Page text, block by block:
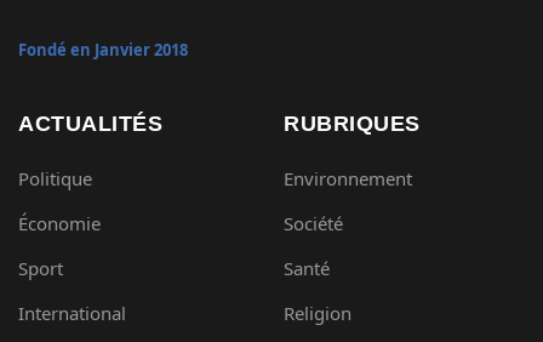
Fondé en Janvier 2018
ACTUALITÉS
Politique
Économie
Sport
International
RUBRIQUES
Environnement
Société
Santé
Religion